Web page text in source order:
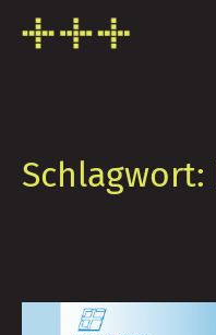
Inhalt
Schlagwort: